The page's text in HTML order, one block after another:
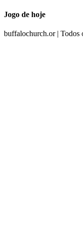
Jogo de hoje
buffalochurch.or | Todos